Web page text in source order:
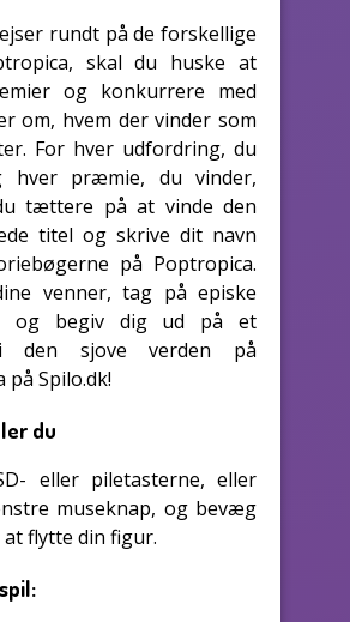
rundt på de forskellige
skal du huske at
og konkurrere med
om, hvem der vinder som
For hver udfordring, du
hver præmie, du vinder,
tættere på at vinde den
titel og skrive dit navn
på Poptropica.
venner, tag på episke
og begiv dig ud på et
den sjove verden på
på Spilo.dk!
du
eller piletasterne, eller
museknap, og bevæg
flytte din figur.